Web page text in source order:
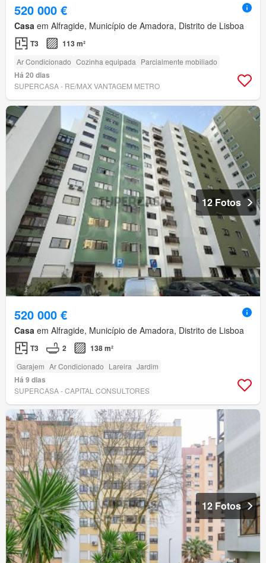
520 000 €
Casa em Alfragide, Município de Amadora, Distrito de Lisboa
T3 113 m²
Ar Condicionado Cozinha equipada Parcialmente mobiliado
Há 20 dias
SUPERCASA - RE/MAX VANTAGEM METRO
12 Fotos
520 000 €
Casa em Alfragide, Município de Amadora, Distrito de Lisboa
T3 2 138 m²
Garajem Ar Condicionado Lareira Jardim
Há 9 dias
SUPERCASA - CAPITAL CONSULTORES
12 Fotos